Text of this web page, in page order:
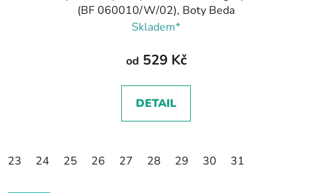
(BF 060010/W/02), Boty Beda
Skladem*
od 529 Kč
DETAIL
23 24 25 26 27 28 29 30 31